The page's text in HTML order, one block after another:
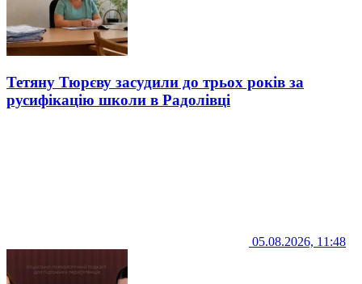
Тетяну Тюрєву засудили до трьох років за
русифікацію школи в Радолівці
05.08.2026, 11:48